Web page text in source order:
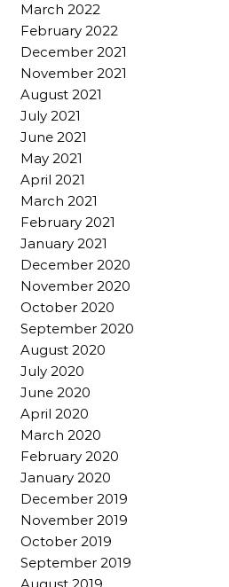
March 2022
February 2022
December 2021
November 2021
August 2021
July 2021
June 2021
May 2021
April 2021
March 2021
February 2021
January 2021
December 2020
November 2020
October 2020
September 2020
August 2020
July 2020
June 2020
April 2020
March 2020
February 2020
January 2020
December 2019
November 2019
October 2019
September 2019